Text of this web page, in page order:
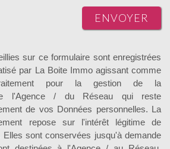
ENVOYER
sur ce formulaire sont enregistrées
par La Boite Immo agissant comme
pour la gestion de la
l'Agence / du Réseau qui reste
de vos Données personnelles. La
repose sur l'intérêt légitime de
Elles sont conservées jusqu'à demande